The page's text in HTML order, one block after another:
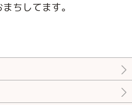
ちしてます。